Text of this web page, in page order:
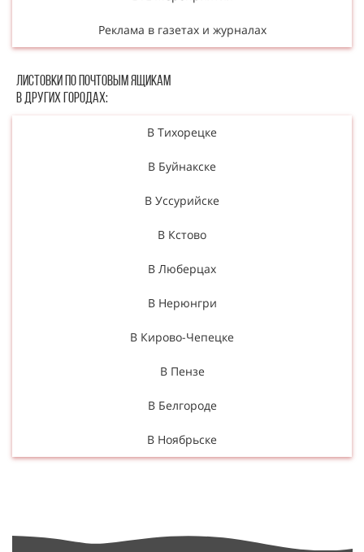
Реклама в газетах и журналах
Листовки по почтовым ящикам
в других городах:
В Тихорецке
В Буйнакске
В Уссурийске
В Кстово
В Люберцах
В Нерюнгри
В Кирово-Чепецке
В Пензе
В Белгороде
В Ноябрьске